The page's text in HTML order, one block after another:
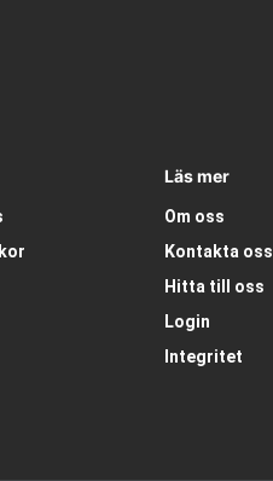
Läs mer
Om oss
Kontakta oss
Hitta till oss
Login
Integritet